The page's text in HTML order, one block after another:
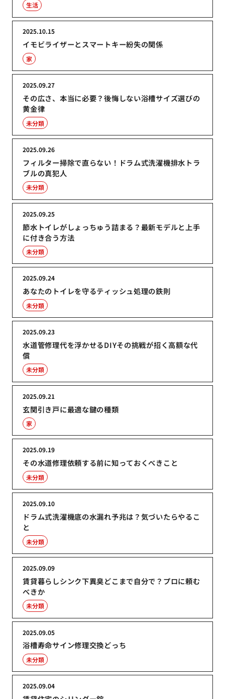
生活
イモビライザーとスマートキー紛失の関係
2025.10.15
家
その広さ、本当に必要？後悔しない浴槽サイズ選びの
黄金律
2025.09.27
未分類
フィルター掃除で直らない！ドラム式洗濯機排水トラ
ブルの真犯人
2025.09.26
未分類
節水トイレがしょっちゅう詰まる？最新モデルと上手
に付き合う方法
2025.09.25
未分類
あなたのトイレを守るティッシュ処理の鉄則
2025.09.24
未分類
水道管修理代を浮かせるDIYその挑戦が招く高額な代
償
2025.09.23
未分類
玄関引き戸に最適な鍵の種類
2025.09.21
家
その水道修理依頼する前に知っておくべきこと
2025.09.19
未分類
ドラム式洗濯機底の水漏れ予兆は？気づいたらやるこ
と
2025.09.10
未分類
賃貸暮らしシンク下異臭どこまで自分で？プロに頼む
べきか
2025.09.09
未分類
浴槽寿命サイン修理交換どっち
2025.09.05
未分類
2025.09.04